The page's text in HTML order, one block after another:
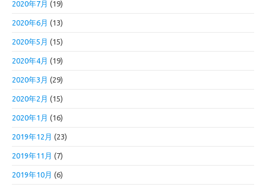
2020年7月 (19)
2020年6月 (13)
2020年5月 (15)
2020年4月 (19)
2020年3月 (29)
2020年2月 (15)
2020年1月 (16)
2019年12月 (23)
2019年11月 (7)
2019年10月 (6)